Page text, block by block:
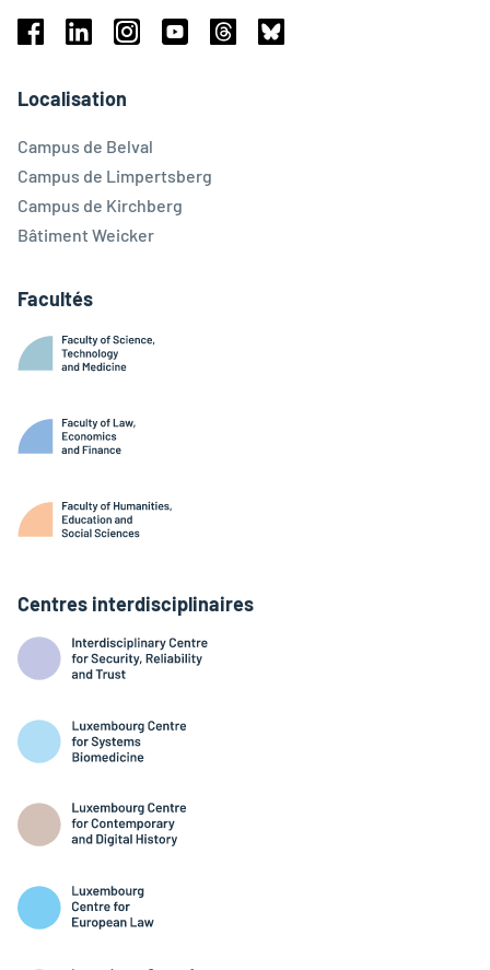
Localisation
Campus de Belval
Campus de Limpertsberg
Campus de Kirchberg
Bâtiment Weicker
Facultés
Centres interdisciplinaires